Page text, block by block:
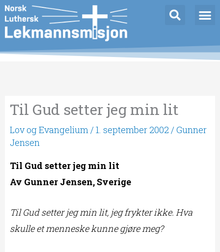
Hopp
rett
til
innholdet
Til Gud setter jeg min lit
Lov og Evangelium /1. september 2002 /Gunner
Jensen
Til Gud setter jeg min lit
Av Gunner Jensen, Sverige
Til Gud setter jeg min lit, jeg frykter ikke. Hva
skulle et menneske kunne gjøre meg?